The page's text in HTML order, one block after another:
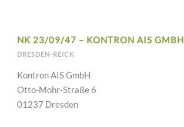
NK 23/09/47 – KONTRON AIS GMBH
DRESDEN-REICK
Kontron AIS GmbH
Otto-Mohr-Straße 6
01237 Dresden